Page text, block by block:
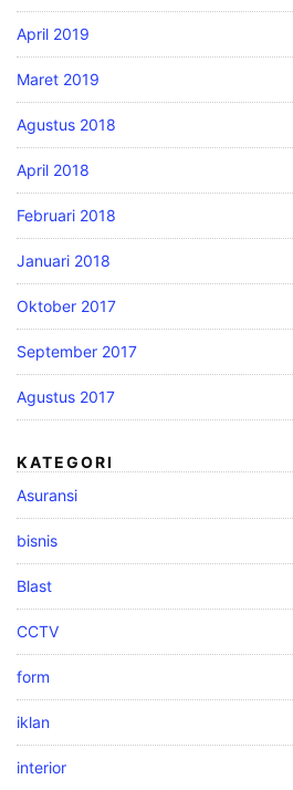
April 2019
Maret 2019
Agustus 2018
April 2018
Februari 2018
Januari 2018
Oktober 2017
September 2017
Agustus 2017
KATEGORI
Asuransi
bisnis
Blast
CCTV
form
iklan
interior